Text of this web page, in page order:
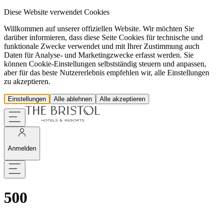
Diese Website verwendet Cookies
Willkommen auf unserer offiziellen Website. Wir möchten Sie
darüber informieren, dass diese Seite Cookies für technische und
funktionale Zwecke verwendet und mit Ihrer Zustimmung auch
Daten für Analyse- und Marketingzwecke erfasst werden. Sie
können Cookie-Einstellungen selbstständig steuern und anpassen,
aber für das beste Nutzererlebnis empfehlen wir, alle Einstellungen
zu akzeptieren.
Einstellungen Alle ablehnen Alle akzeptieren
Anmelden
500